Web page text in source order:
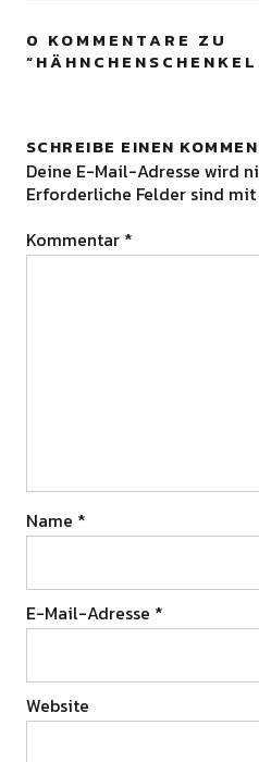
0 KOMMENTARE ZU
“
SCHREIBE EINEN
Deine E-Mail-Adresse wird
Erforderliche Felder sind mit
Kommentar *
Name *
E-Mail-Adresse *
Website